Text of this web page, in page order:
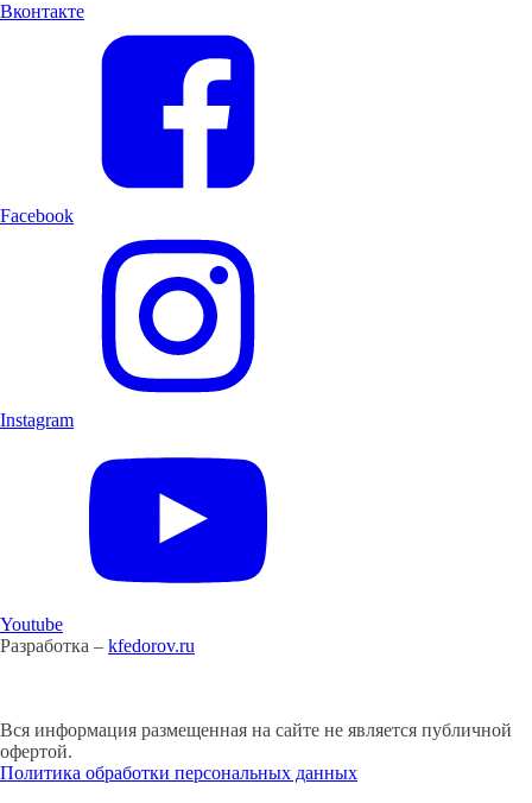
Вконтакте
Facebook
Instagram
Youtube
Разработка – kfedorov.ru
Вся информация размещенная на сайте не является публичной
офертой.
Политика обработки персональных данных